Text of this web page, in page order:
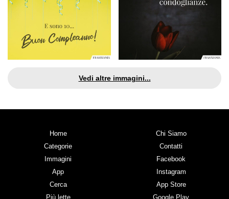
Vedi altre immagini...
Home
Categorie
Immagini
App
Cerca
Più lette
Chi Siamo
Contatti
Facebook
Instagram
App Store
Google Play